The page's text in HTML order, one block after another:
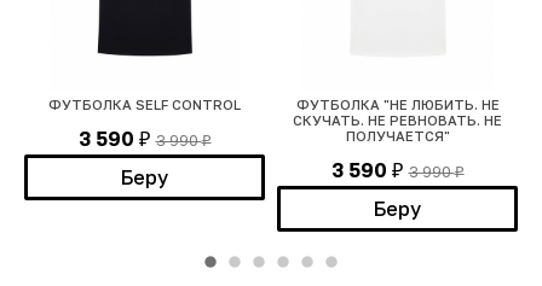
ФУТБОЛКА SELF CONTROL
3 590 ₽ 3 990₽
Беру
ФУТБОЛКА "НЕ ЛЮБИТЬ. НЕ
СКУЧАТЬ. НЕ РЕВНОВАТЬ. НЕ
ПОЛУЧАЕТСЯ"
3 590 ₽ 3 990₽
Беру